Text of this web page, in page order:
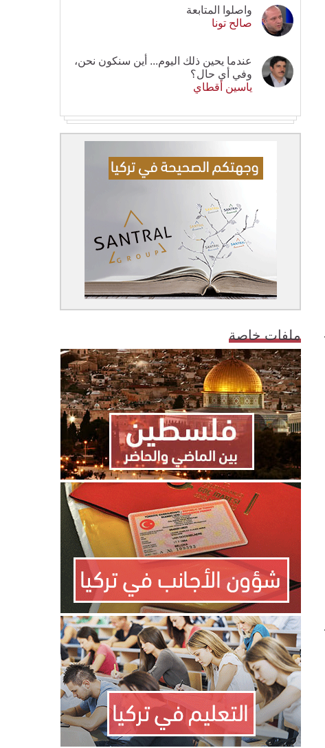
واصلوا المتابعة
صالح تونا
عندما يحين ذلك اليوم... أين سنكون نحن،
وفي أي حال؟
ياسين أقطاي
ملفات خاصة